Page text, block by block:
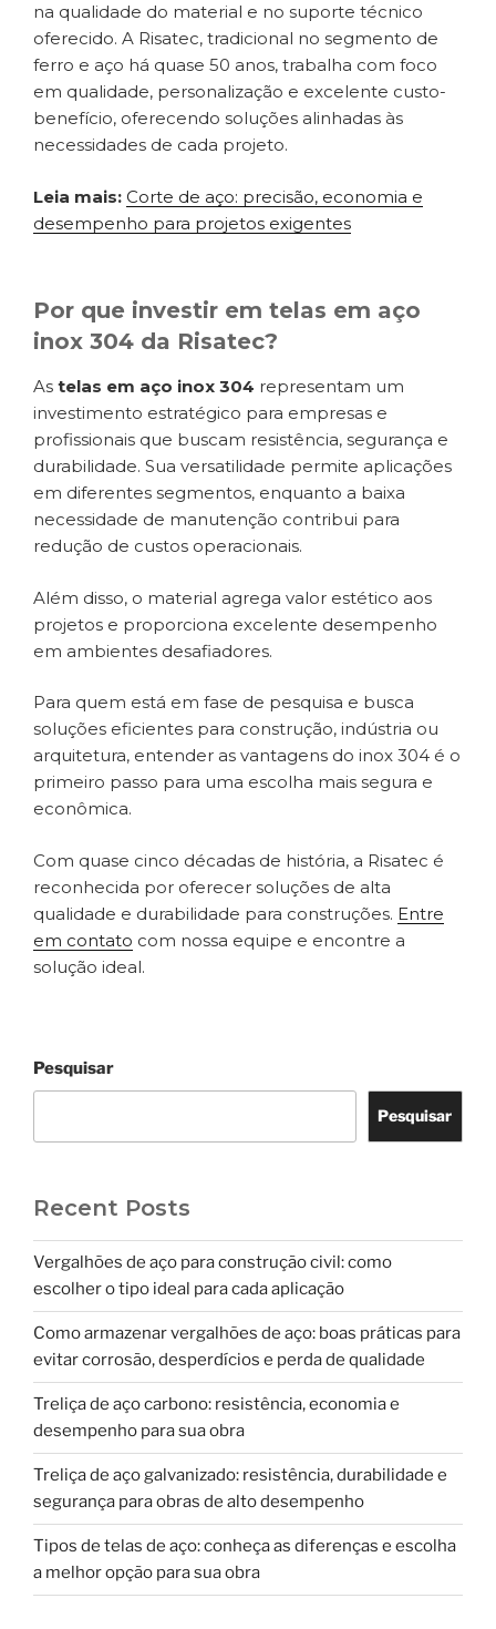
na qualidade do material e no suporte técnico
oferecido. A Risatec, tradicional no segmento de
ferro e aço há quase 50 anos, trabalha com foco
em qualidade, personalização e excelente custo-
benefício, oferecendo soluções alinhadas às
necessidades de cada projeto.
Leia mais: Corte de aço: precisão, economia e
desempenho para projetos exigentes
Por que investir em telas em aço
inox 304 da Risatec?
As telas em aço inox 304 representam um
investimento estratégico para empresas e
profissionais que buscam resistência, segurança e
durabilidade. Sua versatilidade permite aplicações
em diferentes segmentos, enquanto a baixa
necessidade de manutenção contribui para
redução de custos operacionais.
Além disso, o material agrega valor estético aos
projetos e proporciona excelente desempenho
em ambientes desafiadores.
Para quem está em fase de pesquisa e busca
soluções eficientes para construção, indústria ou
arquitetura, entender as vantagens do inox 304 é o
primeiro passo para uma escolha mais segura e
econômica.
Com quase cinco décadas de história, a Risatec é
reconhecida por oferecer soluções de alta
qualidade e durabilidade para construções. Entre
em contato com nossa equipe e encontre a
solução ideal.
Pesquisar
Pesquisar
Recent Posts
Vergalhões de aço para construção civil: como
escolher o tipo ideal para cada aplicação
Como armazenar vergalhões de aço: boas práticas para
evitar corrosão, desperdícios e perda de qualidade
Treliça de aço carbono: resistência, economia e
desempenho para sua obra
Treliça de aço galvanizado: resistência, durabilidade e
segurança para obras de alto desempenho
Tipos de telas de aço: conheça as diferenças e escolha
a melhor opção para sua obra